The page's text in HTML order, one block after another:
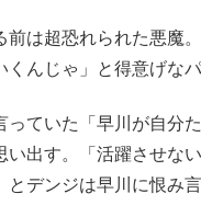
前は超恐れられた悪魔
んじゃ」と得意げなパ
っていた「早川が自分
い出す。「活躍させな
デンジは早川に恨み言